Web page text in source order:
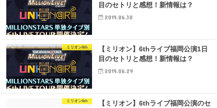
目のセトリと感想！新情報は？
2019.06.30
ミリオン6th
【ミリオン】6thライブ福岡公演1日
目のセトリと感想！新情報は？
2019.06.29
ミリオン6th
【ミリオン】6thライブ福岡公演のセ